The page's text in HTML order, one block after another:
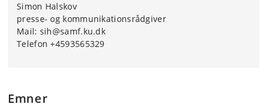
Simon Halskov
presse- og kommunikationsrådgiver
Mail: sih@samf.ku.dk
Telefon +4593565329
Emner